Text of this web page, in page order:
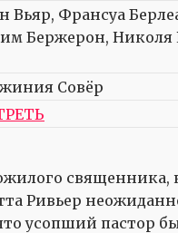
Вьяр, Франсуа
Бержерон, Николя
Совёр
священника,
Ривьер
усопший пастор